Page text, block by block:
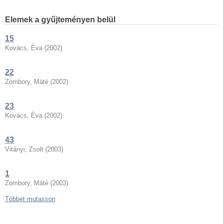
Elemek a gyűjteményen belül
15
Kovács, Éva (2002)
22
Zombory, Máté (2002)
23
Kovács, Éva (2002)
43
Vitányi, Zsolt (2003)
1
Zombory, Máté (2003)
Többet mutasson